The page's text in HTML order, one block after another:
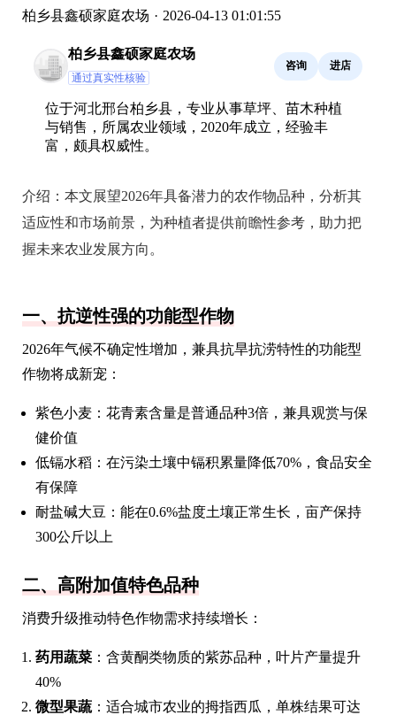
柏乡县鑫硕家庭农场 · 2026-04-13 01:01:55
柏乡县鑫硕家庭农场
通过真实性核验
咨询 进店
位于河北邢台柏乡县，专业从事草坪、苗木种植
与销售，所属农业领域，2020年成立，经验丰
富，颇具权威性。
介绍： 本文展望2026年具备潜力的农作物品种，分析其
适应性和市场前景，为种植者提供前瞻性参考，助力把
握未来农业发展方向。
一、抗逆性强的功能型作物
2026年气候不确定性增加，兼具抗旱抗涝特性的功能型
作物将成新宠：
紫色小麦：花青素含量是普通品种3倍，兼具观赏与保
健价值
低镉水稻：在污染土壤中镉积累量降低70%，食品安全
有保障
耐盐碱大豆：能在0.6%盐度土壤正常生长，亩产保持
300公斤以上
二、高附加值特色品种
消费升级推动特色作物需求持续增长：
药用蔬菜 ：含黄酮类物质的紫苏品种，叶片产量提升
40%
微型果蔬 ：适合城市农业的拇指西瓜，单株结果可达